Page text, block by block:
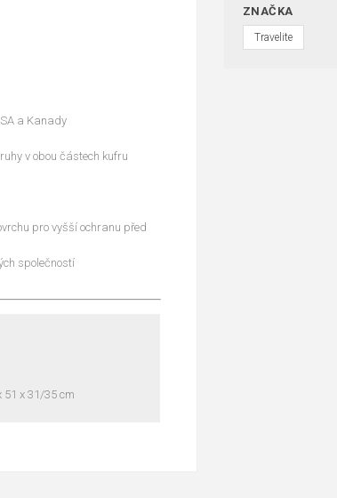
a Kanady
v obou částech kufru
pro vyšší ochranu před
společností
51 x 31/35 cm
ZNAČKA
Travelite